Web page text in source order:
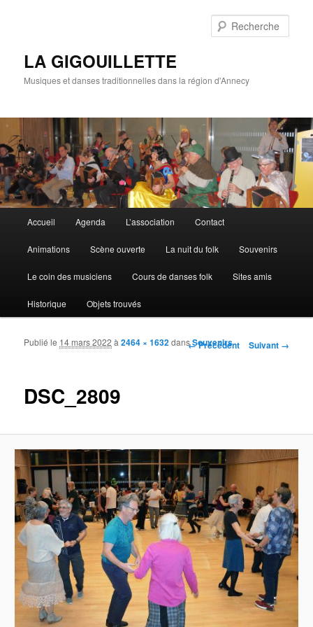
LA GIGOUILLETTE
Musiques et danses traditionnelles dans la région d'Annecy
Aller au contenu principal
Aller au contenu secondaire
Accueil Agenda L’association Contact
Animations Scène ouverte La nuit du folk Souvenirs
Le coin des musiciens Cours de danses folk Sites amis
Historique Objets trouvés
Navigation des images
← Précédent Suivant →
DSC_2809
Publié le 14 mars 2022 à2464 × 1632dansSouvenirs